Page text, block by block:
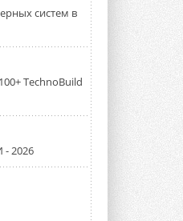
в США новую
...
(FCC) обновила
Covered ...
в МКД
систем в
TechnoBuild
2026